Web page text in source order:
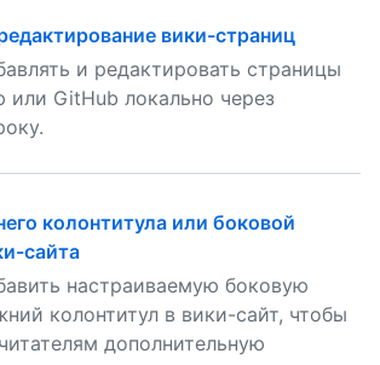
вики-страниц
и редактировать страницы
или GitHub локально через
колонтитула или боковой
сайта
настраиваемую боковую
колонтитул в вики-сайт, чтобы
дополнительную